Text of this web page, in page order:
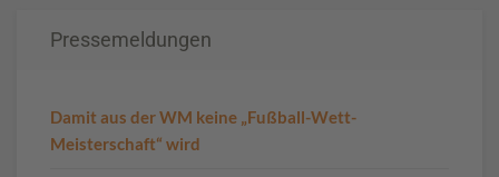
Pressemeldungen
Damit aus der WM keine „Fußball-Wett-
Meisterschaft“ wird